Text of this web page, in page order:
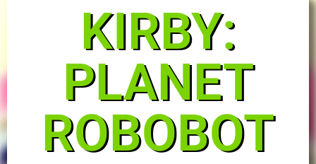
KIRBY:
PLANET
ROBOBOT